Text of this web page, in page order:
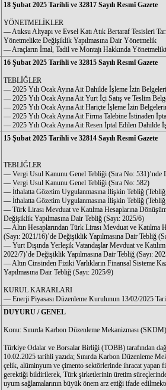
18 Şubat 2025 Tarihli ve 32817 Sayılı Resmî Gazete
YÖNETMELİKLER
–– Atıksu Altyapı ve Evsel Katı Atık Bertaraf Tesisleri
Yönetmelikte Değişiklik Yapılmasına Dair Yönetmelik
–– Araçların İmal, Tadil ve Montajı Hakkında
16 Şubat 2025 Tarihli ve 32815 Sayılı Resmî Gazete
TEBLİĞLER
–– 2025 Yılı Ocak Ayına Ait Dahilde İşleme İzin
–– 2025 Yılı Ocak Ayına Ait Yurt İçi Satış ve Teslim
–– 2025 Yılı Ocak Ayına Ait Hariçte İşleme İzin
–– 2025 Yılı Ocak Ayına Ait Firma Talebine İstinaden
–– 2025 Yılı Ocak Ayına Ait Resen İptal Edilen Dahilde
15 Şubat 2025 Tarihli ve 32814 Sayılı Resmî Gazete
TEBLİĞLER
–– Vergi Usul Kanunu Genel Tebliği (Sıra No: 531)’nde
–– Vergi Usul Kanunu Genel Tebliği (Sıra No: 582)
–– İthalatta Gözetim Uygulanmasına İlişkin Tebliğ
–– İthalatta Gözetim Uygulanmasına İlişkin Tebliğ
–– Türk Lirası Mevduat ve Katılma Hesaplarına
Değişiklik Yapılmasına Dair Tebliğ (Sayı: 2025/6)
–– Altın Hesaplarından Türk Lirası Mevduat ve Katılma
(Sayı: 2021/16)’de Değişiklik Yapılmasına Dair Tebliğ
–– Yurt Dışında Yerleşik Vatandaşlar Mevduat ve
2022/7)’de Değişiklik Yapılmasına Dair Tebliğ (Sayı:
–– Altın Cinsinden Fiziki Varlıkların Finansal Sisteme
Yapılmasına Dair Tebliğ (Sayı: 2025/9)
KURUL KARARLARI
–– Enerji Piyasası Düzenleme Kurulunun 13/02/2025
DUYURU / GENEL
Konu: Sınırda Karbon Düzenleme Mekanizması
Türkiye Odalar ve Borsalar Birliği (TOBB) tarafından
10.02.2025 tarihli yazıda; Sınırda Karbon Düzenleme
çelik, alüminyum ve çimento sektörlerinde ihracat yapan
gerektiği bildirilerek, Türk şirketlerinin üretim
uyum sağlamalarının büyük önem arz ettiği ifade